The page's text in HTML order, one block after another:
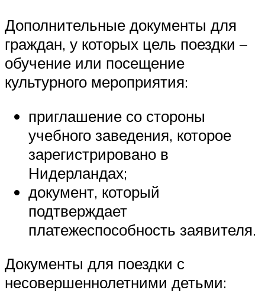
Дополнительные документы для
граждан, у которых цель поездки –
обучение или посещение
культурного мероприятия:
приглашение со стороны
учебного заведения, которое
зарегистрировано в
Нидерландах;
документ, который
подтверждает
платежеспособность заявителя.
Документы для поездки с
несовершеннолетними детьми: